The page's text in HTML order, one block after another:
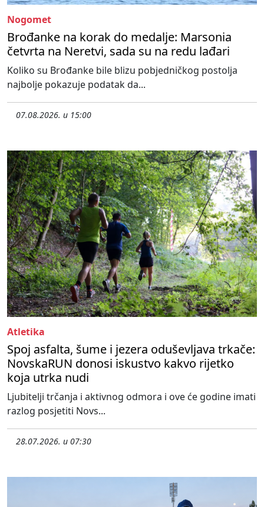
Nogomet
Brođanke na korak do medalje: Marsonia
četvrta na Neretvi, sada su na redu lađari
Koliko su Brođanke bile blizu pobjedničkog postolja
najbolje pokazuje podatak da...
07.08.2026. u 15:00
Atletika
Spoj asfalta, šume i jezera oduševljava trkače:
NovskaRUN donosi iskustvo kakvo rijetko
koja utrka nudi
Ljubitelji trčanja i aktivnog odmora i ove će godine imati
razlog posjetiti Novs...
28.07.2026. u 07:30